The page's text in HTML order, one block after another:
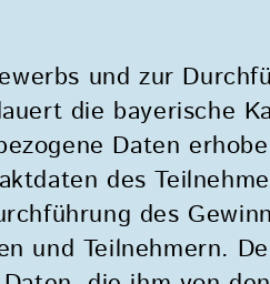
und zur
die bayerische
Daten
des
des
und Teilnehmern.